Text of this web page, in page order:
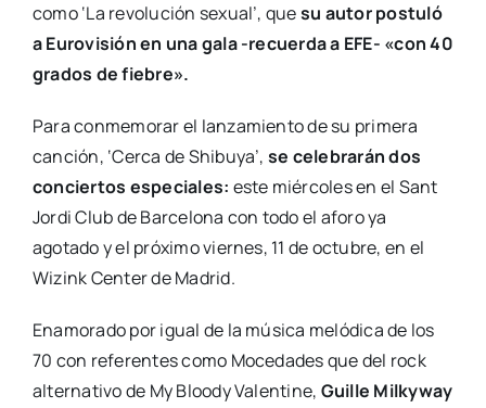
como ‘La revolución sexual’, quesu autor postuló
a Eurovisión en una gala -recuerda a EFE- «con 40
grados de fiebre».
Para conmemorar el lanzamiento de su primera
canción, ‘Cerca de Shibuya’, se celebrarán dos
conciertos especiales: este miércoles en el Sant
Jordi Club de Barcelona con todo el aforo ya
agotado y el próximo viernes, 11 de octubre, en el
Wizink Center de Madrid.
Enamorado por igual de la música melódica de los
70 con referentes como Mocedades que del rock
alternativo de My Bloody Valentine, Guille Milkyway